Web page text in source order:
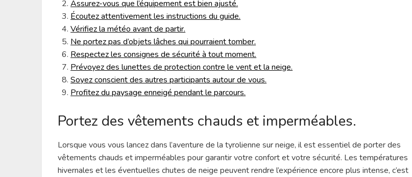
Assurez-vous que l’équipement est bien ajusté.
Écoutez attentivement les instructions du guide.
Vérifiez la météo avant de partir.
Ne portez pas d’objets lâches qui pourraient tomber.
Respectez les consignes de sécurité à tout moment.
Prévoyez des lunettes de protection contre le vent et la neige.
Soyez conscient des autres participants autour de vous.
Profitez du paysage enneigé pendant le parcours.
Portez des vêtements chauds et imperméables.
Lorsque vous vous lancez dans l’aventure de la tyrolienne sur neige, il est essentiel de porter des
vêtements chauds et imperméables pour garantir votre confort et votre sécurité. Les températures
hivernales et les éventuelles chutes de neige peuvent rendre l’expérience encore plus intense, c’est